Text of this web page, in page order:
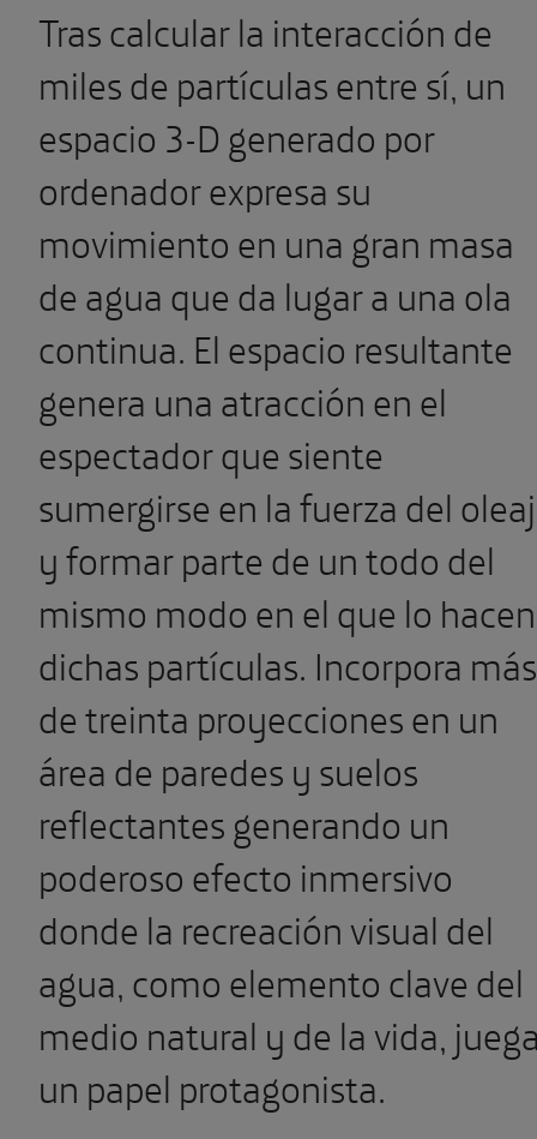
Tras calcular la interacción de
miles de partículas entre sí, un
espacio 3-D generado por
ordenador expresa su
movimiento en una gran masa
de agua que da lugar a una ola
continua. El espacio resultante
genera una atracción en el
espectador que siente
sumergirse en la fuerza del
y formar parte de un todo del
mismo modo en el que lo hacen
dichas partículas. Incorpora más
de treinta proyecciones en un
área de paredes y suelos
reflectantes generando un
poderoso efecto inmersivo
donde la recreación visual del
agua, como elemento clave del
medio natural y de la vida,
un papel protagonista.